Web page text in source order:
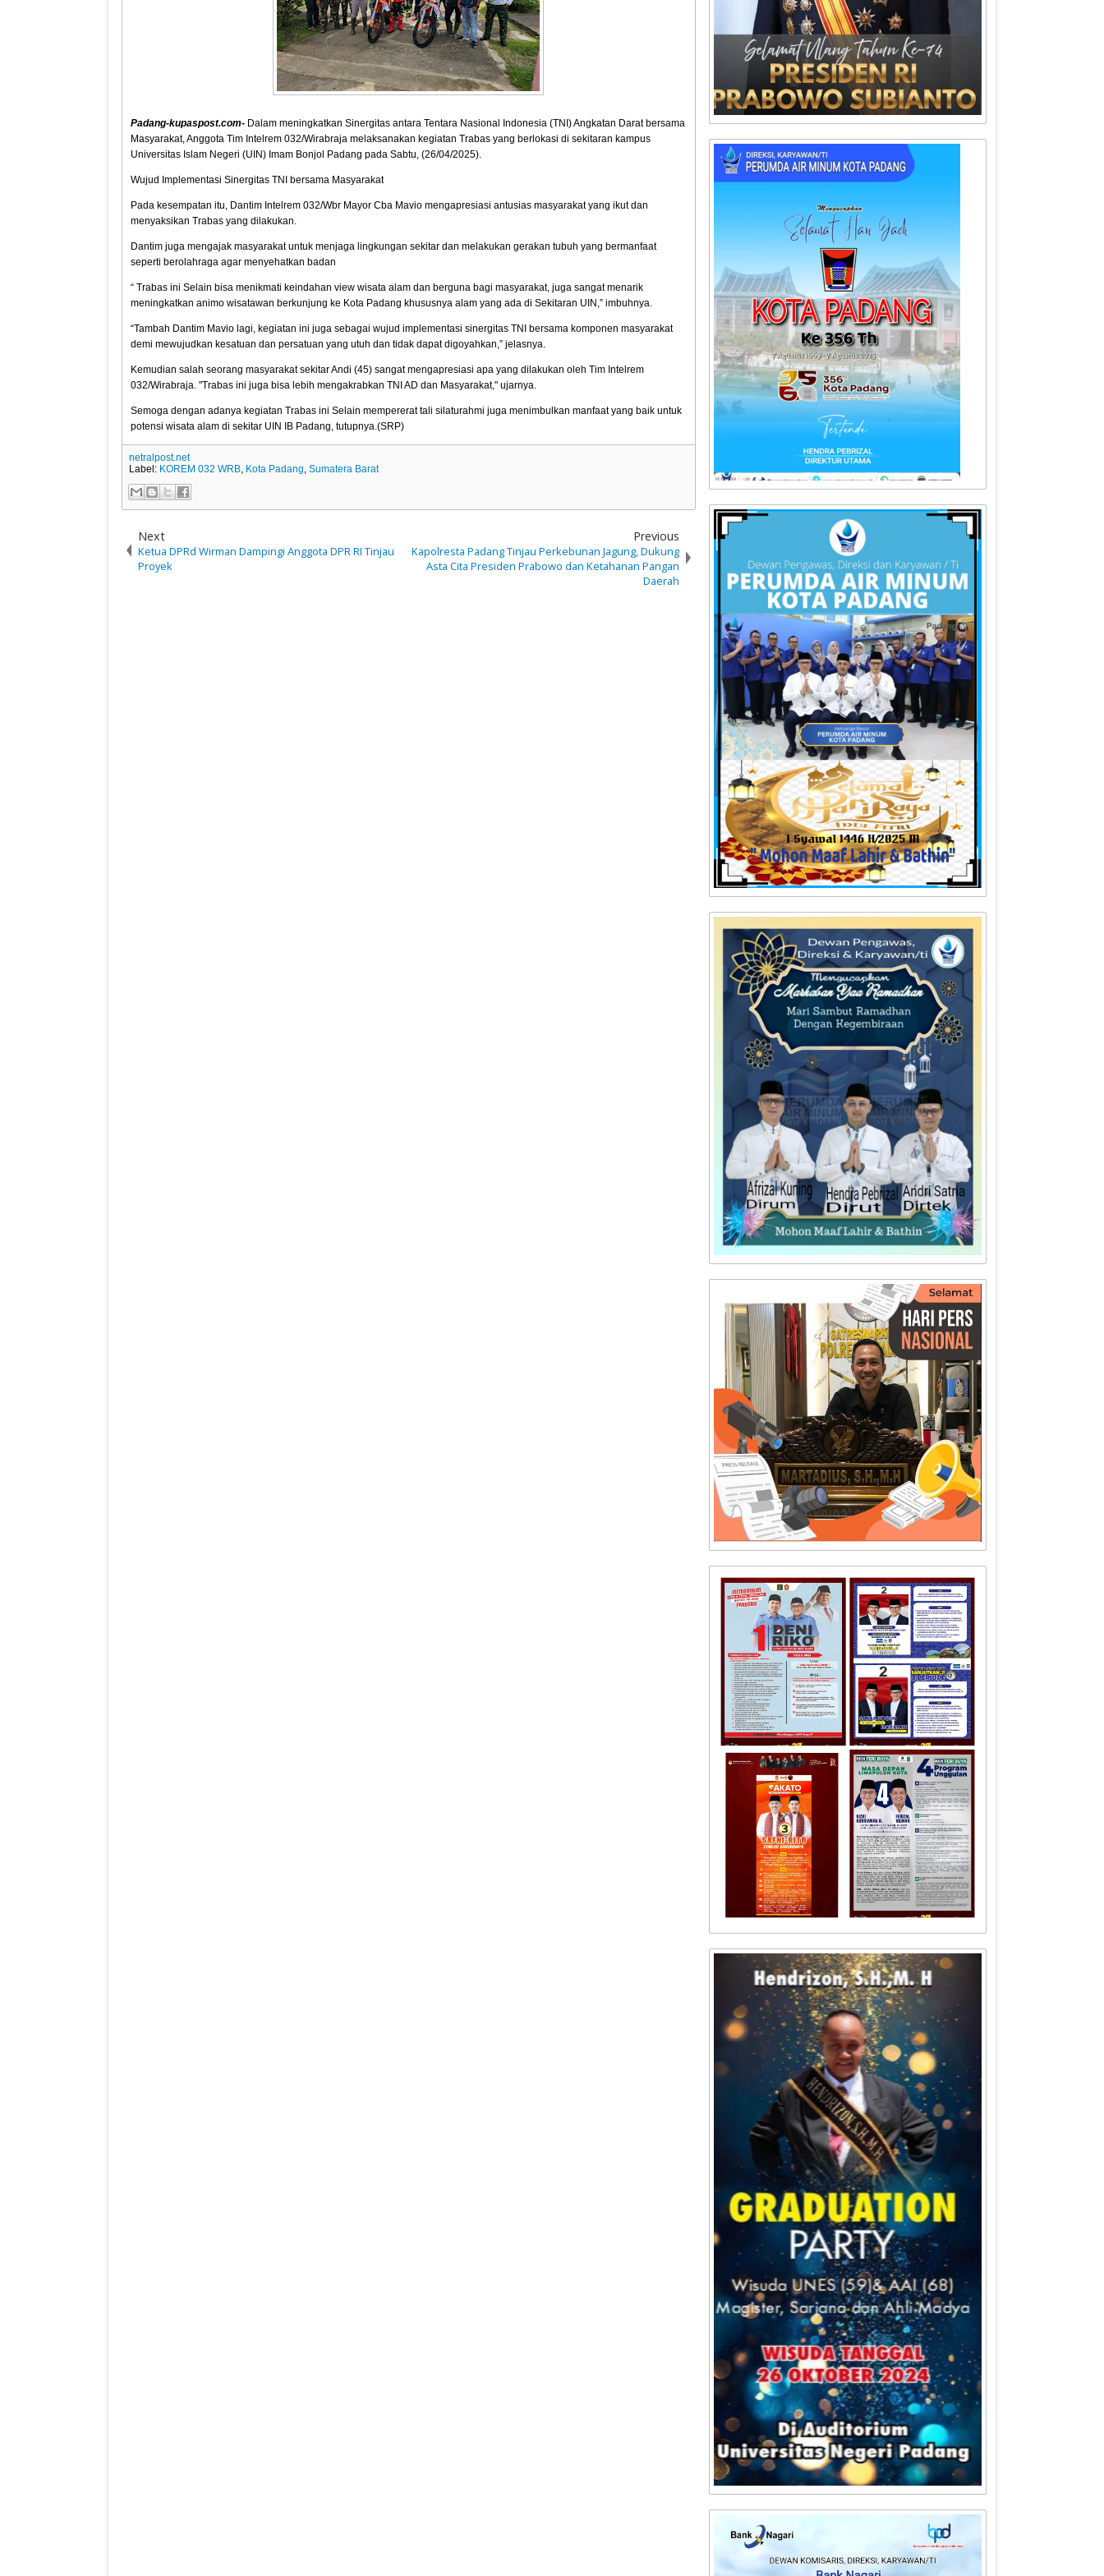
Padang-kupaspost.com- Dalam meningkatkan Sinergitas antara Tentara Nasional Indonesia (TNI) Angkatan Darat bersama
Masyarakat, Anggota Tim Intelrem 032/Wirabraja melaksanakan kegiatan Trabas yang berlokasi di sekitaran kampus
Universitas Islam Negeri (UIN) Imam Bonjol Padang pada Sabtu, (26/04/2025).
Wujud Implementasi Sinergitas TNI bersama Masyarakat
Pada kesempatan itu, Dantim Intelrem 032/Wbr Mayor Cba Mavio mengapresiasi antusias masyarakat yang ikut dan
menyaksikan Trabas yang dilakukan.
Dantim juga mengajak masyarakat untuk menjaga lingkungan sekitar dan melakukan gerakan tubuh yang bermanfaat
seperti berolahraga agar menyehatkan badan
“ Trabas ini Selain bisa menikmati keindahan view wisata alam dan berguna bagi masyarakat, juga sangat menarik
meningkatkan animo wisatawan berkunjung ke Kota Padang khususnya alam yang ada di Sekitaran UIN,” imbuhnya.
“Tambah Dantim Mavio lagi, kegiatan ini juga sebagai wujud implementasi sinergitas TNI bersama komponen masyarakat
demi mewujudkan kesatuan dan persatuan yang utuh dan tidak dapat digoyahkan,” jelasnya.
Kemudian salah seorang masyarakat sekitar Andi (45) sangat mengapresiasi apa yang dilakukan oleh Tim Intelrem
032/Wirabraja. "Trabas ini juga bisa lebih mengakrabkan TNI AD dan Masyarakat," ujarnya.
Semoga dengan adanya kegiatan Trabas ini Selain mempererat tali silaturahmi juga menimbulkan manfaat yang baik untuk
potensi wisata alam di sekitar UIN IB Padang, tutupnya.(SRP)
netralpost.net
Label: KOREM 032 WRB, Kota Padang,Sumatera Barat
Next
Ketua DPRd Wirman Dampingi Anggota DPR RI Tinjau
Proyek
Previous
Kapolresta Padang Tinjau Perkebunan Jagung, Dukung
Asta Cita Presiden Prabowo dan Ketahanan Pangan
Daerah